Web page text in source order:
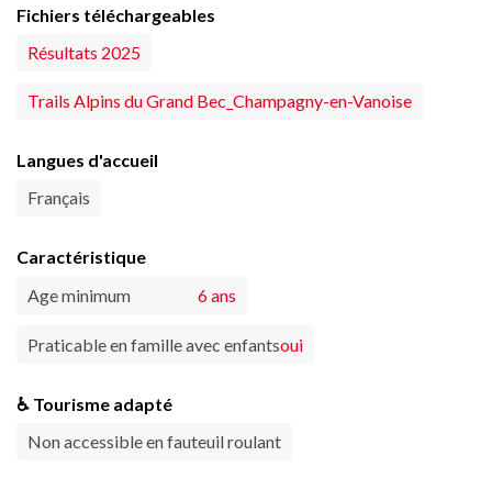
Fichiers téléchargeables
Résultats 2025
Trails Alpins du Grand Bec_Champagny-en-Vanoise
Langues d'accueil
Français
Caractéristique
Age minimum
6 ans
Praticable en famille avec enfantsoui
♿ Tourisme adapté
Non accessible en fauteuil roulant